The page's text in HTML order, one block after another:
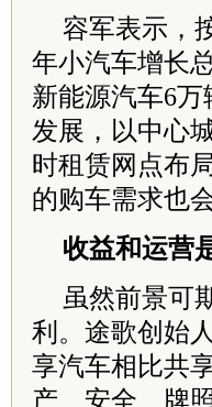
容军表示，
年小汽车增长
新能源汽车6
发展，以中心
时租赁网点布
的购车需求也
收益和运营
虽然前景可
利。途歌创始
享汽车相比共
产、安全、牌